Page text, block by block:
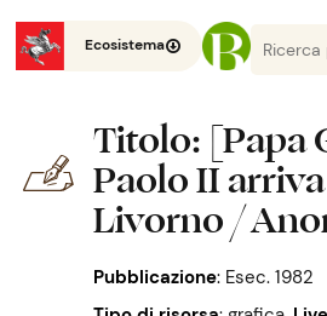
Ecosistema
Titolo: [Papa
Paolo II
Livorno /
Pubblicazione: Esec. 1982